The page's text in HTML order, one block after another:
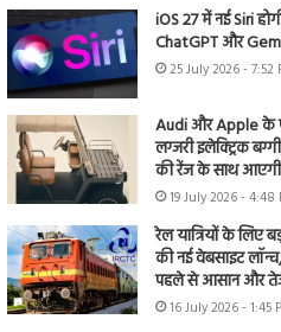
iOS 27 में नई Siri
ChatGPT और
25 July 2026 - 7:52
Audi और Apple के
लग्जरी इलेक्ट्रिक
की रेंज के साथ
19 July 2026 - 4:48
रेल यात्रियों के लिए
की नई वेबसाइट
पहले से आसान और
16 July 2026 - 1:45